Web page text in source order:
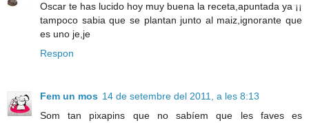
Oscar te has lucido hoy muy buena la receta,apuntada ya ¡¡
tampoco sabia que se plantan junto al maiz,ignorante que
es uno je,je
Respon
Fem un mos 14 de setembre del 2011, a les 8:13
Som tan pixapins que no sabíem que les faves es